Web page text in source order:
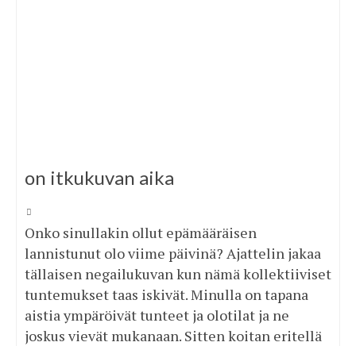
on itkukuvan aika
Onko sinullakin ollut epämääräisen
lannistunut olo viime päivinä? Ajattelin jakaa
tällaisen negailukuvan kun nämä kollektiiviset
tuntemukset taas iskivät. Minulla on tapana
aistia ympäröivät tunteet ja olotilat ja ne
joskus vievät mukanaan. Sitten koitan eritellä